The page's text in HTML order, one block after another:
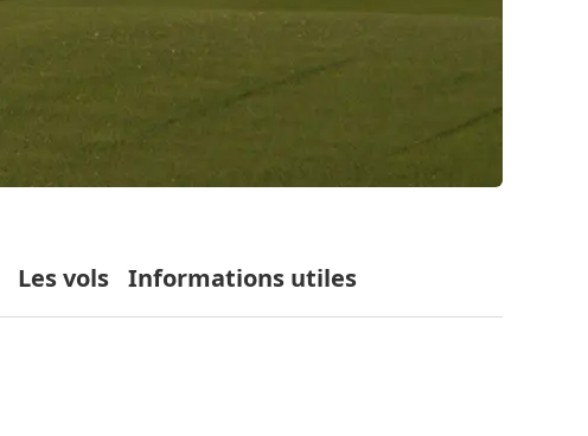
Les vols Informations utiles